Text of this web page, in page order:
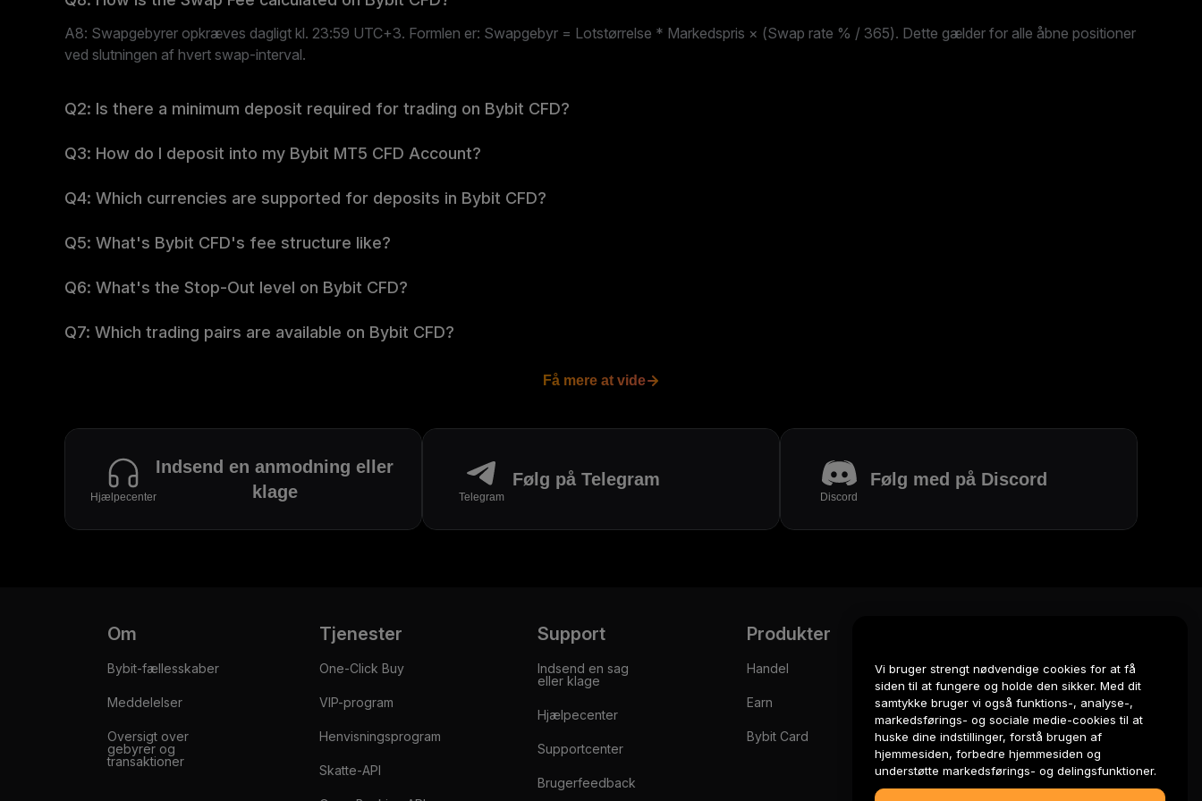
A8: Swapgebyrer opkræves dagligt kl. 23:59 UTC+3. Formlen er: Swapgebyr = Lotstørrelse * Markedspris × (Swap rate % / 365). Dette gælder for alle åbne positioner
ved slutningen af hvert swap-interval.
Q2: Is there a minimum deposit required for trading on Bybit CFD?
Q3: How do I deposit into my Bybit MT5 CFD Account?
Q4: Which currencies are supported for deposits in Bybit CFD?
Q5: What's Bybit CFD's fee structure like?
Q6: What's the Stop-Out level on Bybit CFD?
Q7: Which trading pairs are available on Bybit CFD?
Få mere at vide
Hjælpecenter
Indsend en anmodning eller
klage
Telegram
Følg på Telegram
Discord
Følg med på Discord
Om
Bybit-fællesskaber
Meddelelser
Oversigt over
gebyrer og
transaktioner
Tjenester
One-Click Buy
VIP-program
Henvisningsprogram
Skatte-API
Support
Indsend en sag
eller klage
Hjælpecenter
Supportcenter
Brugerfeedback
Produkter
Handel
Earn
Bybit Card
Politik om
interessekonflikter
Oversigt over politikken for
opbevaring og
administration
ESG-oplysninger
Vi bruger strengt nødvendige cookies for at få
siden til at fungere og holde den sikker. Med dit
samtykke bruger vi også funktions-, analyse-,
markedsførings- og sociale medie-cookies til at
huske dine indstillinger, forstå brugen af
hjemmesiden, forbedre hjemmesiden og
understøtte markedsførings- og delingsfunktioner.